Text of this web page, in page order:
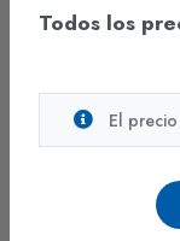
Funza -
CUENTA
Regístrate y
nosotros para
Todos los
El